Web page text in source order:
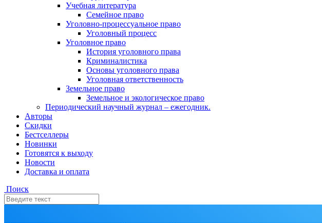
Учебная литература
Семейное право
Уголовно-процессуальное право
Уголовный процесс
Уголовное право
История уголовного права
Криминалистика
Основы уголовного права
Уголовная ответственность
Земельное право
Земельное и экологическое право
Периодический научный журнал – ежегодник.
Авторы
Скидки
Бестселлеры
Новинки
Готовятся к выходу
Новости
Доставка и оплата
Поиск